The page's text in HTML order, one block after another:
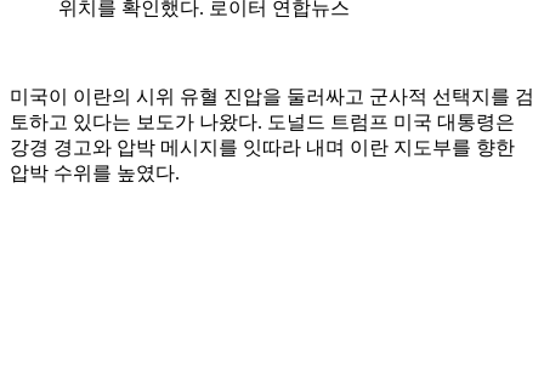
위치를 확인했다. 로이터 연합뉴스
미국이 이란의 시위 유혈 진압을 둘러싸고 군사적 선택지를 검
토하고 있다는 보도가 나왔다. 도널드 트럼프 미국 대통령은
강경 경고와 압박 메시지를 잇따라 내며 이란 지도부를 향한
압박 수위를 높였다.